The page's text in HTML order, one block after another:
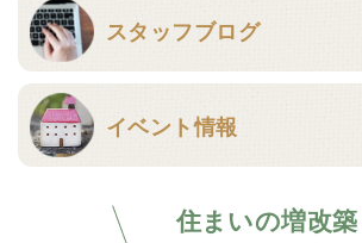
スタッフブログ
イベント情報
住まいの増改築